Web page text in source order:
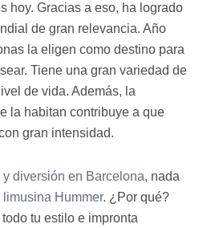
hoy. Gracias a eso, ha logrado
de gran relevancia. Año
la eligen como destino para
Tiene una gran variedad de
de vida. Además, la
la habitan contribuye a que
gran intensidad.
y diversión en Barcelona, nada
limusina Hummer. ¿Por qué?
tu estilo e impronta